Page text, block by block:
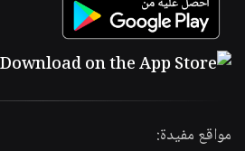
مواقع مفيدة: